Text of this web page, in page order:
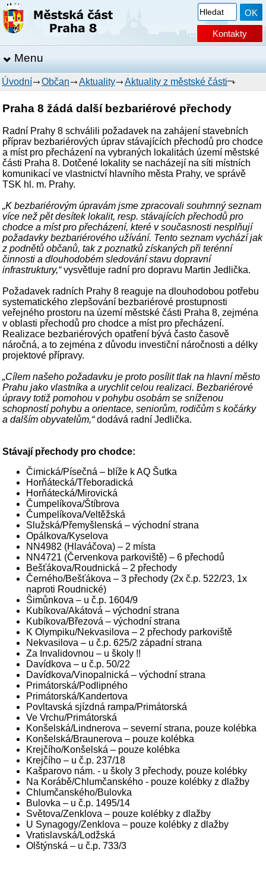
Kontakty
Menu
Úvodní Občan Aktuality Aktuality z městské části
Praha 8 žádá další bezbariérové přechody
Radní Prahy 8 schválili požadavek na zahájení stavebních
příprav bezbariérových úprav stávajících přechodů pro chodce
a míst pro přecházení na vybraných lokalitách území městské
části Praha 8. Dotčené lokality se nacházejí na síti místních
komunikací ve vlastnictví hlavního města Prahy, ve správě
TSK hl. m. Prahy.
„K bezbariérovým úpravám jsme zpracovali souhrnný seznam
více než pět desítek lokalit, resp. stávajících přechodů pro
chodce a míst pro přecházení, které v současnosti nesplňují
požadavky bezbariérového užívání. Tento seznam vychází jak
z podnětů občanů, tak z poznatků získaných při terénní
činnosti a dlouhodobém sledování stavu dopravní
infrastruktury,“vysvětluje radní pro dopravu Martin Jedlička.
Požadavek radních Prahy 8 reaguje na dlouhodobou potřebu
systematického zlepšování bezbariérové prostupnosti
veřejného prostoru na území městské části Praha 8, zejména
v oblasti přechodů pro chodce a míst pro přecházení.
Realizace bezbariérových opatření bývá často časově
náročná, a to zejména z důvodu investiční náročnosti a délky
projektové přípravy.
„Cílem našeho požadavku je proto posílit tlak na hlavní město
Prahu jako vlastníka a urychlit celou realizaci. Bezbariérové
úpravy totiž pomohou v pohybu osobám se sníženou
schopností pohybu a orientace, seniorům, rodičům s kočárky
a dalším obyvatelům,“dodává radní Jedlička.
Stávají přechody pro chodce:
Čimická/Písečná – blíže k AQ Šutka
Horňátecká/Třeboradická
Horňátecká/Mirovická
Čumpelíkova/Štíbrova
Čumpelíkova/Veltěžská
Služská/Přemyšlenská – východní strana
Opálkova/Kyselova
NN4982 (Hlaváčova) – 2 místa
NN4721 (Červenkova parkoviště) – 6 přechodů
Bešťákova/Roudnická – 2 přechody
Černého/Bešťákova – 3 přechody (2x č.p. 522/23, 1x
naproti Roudnické)
Šimůnkova – u č.p. 1604/9
Kubíkova/Akátová – východní strana
Kubíkova/Březová – východní strana
K Olympiku/Nekvasilova – 2 přechody parkoviště
Nekvasilova – u č.p. 625/2 západní strana
Za Invalidovnou – u školy !!
Davídkova – u č.p. 50/22
Davídkova/Vinopalnická – východní strana
Primátorská/Podlipného
Primátorská/Kandertova
Povltavská sjízdná rampa/Primátorská
Ve Vrchu/Primátorská
Konšelská/Lindnerova – severní strana, pouze kolébka
Konšelská/Braunerova – pouze kolébka
Krejčího/Konšelská – pouze kolébka
Krejčího – u č.p. 237/18
Kašparovo nám. - u školy 3 přechody, pouze kolébky
Na Korábě/Chlumčanského - pouze kolébky z dlažby
Chlumčanského/Bulovka
Bulovka – u č.p. 1495/14
Světova/Zenklova – pouze kolébky z dlažby
U Synagogy/Zenklova – pouze kolébky z dlažby
Vratislavská/Lodžská
Olštýnská – u č.p. 733/3